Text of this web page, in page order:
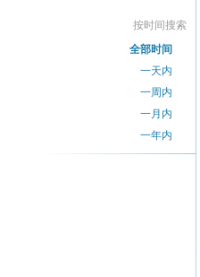
按时间搜索
全部时间
一天内
一周内
一月内
一年内